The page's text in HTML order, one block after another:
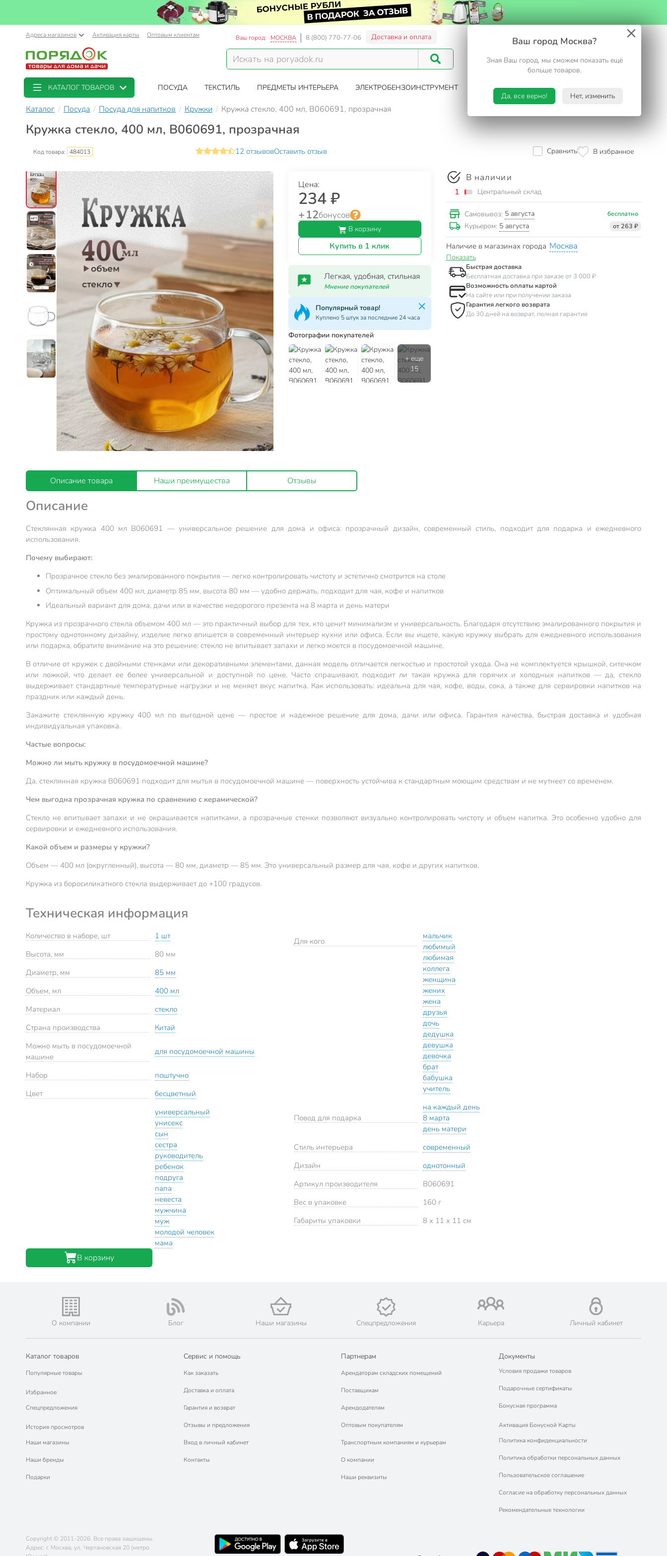
Ваш город Москва?
Зная Ваш город, мы сможем показать ещё
больше товаров.
Да, все верно! Нет, изменить
Адреса магазинов Активация карты Оптовым клиентам Ваш город: МОСКВА 8 (800) 770-77-06 Доставка и оплата
Корзина
КАТАЛОГ ТОВАРОВ ПОСУДА ТЕКСТИЛЬ ПРЕДМЕТЫ ИНТЕРЬЕРА ЭЛЕКТРОБЕНЗОИНСТРУМЕНТ САД И ОГОРОД ТУРИЗМ. ОТДЫХ НА ДАЧЕ
Каталог Посуда Посуда для напитков Кружки Кружка стекло, 400 мл, B060691, прозрачная
Кружка стекло, 400 мл, B060691, прозрачная
Код товара: 484013 12 отзывовОставить отзыв Сравнить В избранное
Цена:
234 ₽
+ 12бонусов
В корзину
Купить в 1 клик
Легкая, удобная, стильная
Мнение покупателей
Популярный товар!
Куплено 5 штук за последние 24 часа
Фотографии покупателей
В наличии
1 Центральный склад
Самовывоз: 5 августа бесплатно
Курьером: 5 августа от 263 ₽
Наличие в магазинах города Москва
Показать
Быстрая доставка
Бесплатная доставка при заказе от 3 000 ₽
Возможность оплаты картой
На сайте или при получении заказа
Гарантия легкого возврата
До 30 дней на возврат, полная гарантия
Описание товара Наши преимущества Отзывы
Описание
Стеклянная кружка 400 мл B060691 — универсальное решение для дома и офиса: прозрачный дизайн, современный стиль, подходит для подарка и ежедневного
использования.
Почему выбирают:
Прозрачное стекло без эмалированного покрытия — легко контролировать чистоту и эстетично смотрится на столе
Оптимальный объем 400 мл, диаметр 85 мм, высота 80 мм — удобно держать, подходит для чая, кофе и напитков
Идеальный вариант для дома, дачи или в качестве недорогого презента на 8 марта и день матери
Кружка из прозрачного стекла объемом 400 мл — это практичный выбор для тех, кто ценит минимализм и универсальность. Благодаря отсутствию эмалированного покрытия и
простому однотонному дизайну, изделие легко впишется в современный интерьер кухни или офиса. Если вы ищете, какую кружку выбрать для ежедневного использования
или подарка, обратите внимание на это решение: стекло не впитывает запахи и легко моется в посудомоечной машине.
В отличие от кружек с двойными стенками или декоративными элементами, данная модель отличается легкостью и простотой ухода. Она не комплектуется крышкой, ситечком
или ложкой, что делает ее более универсальной и доступной по цене. Часто спрашивают, подходит ли такая кружка для горячих и холодных напитков — да, стекло
выдерживает стандартные температурные нагрузки и не меняет вкус напитка. Как использовать: идеальна для чая, кофе, воды, сока, а также для сервировки напитков на
праздник или каждый день.
Закажите стеклянную кружку 400 мл по выгодной цене — простое и надежное решение для дома, дачи или офиса. Гарантия качества, быстрая доставка и удобная
индивидуальная упаковка.
Частые вопросы:
Можно ли мыть кружку в посудомоечной машине?
Да, стеклянная кружка B060691 подходит для мытья в посудомоечной машине — поверхность устойчива к стандартным моющим средствам и не мутнеет со временем.
Чем выгодна прозрачная кружка по сравнению с керамической?
Стекло не впитывает запахи и не окрашивается напитками, а прозрачные стенки позволяют визуально контролировать чистоту и объем напитка. Это особенно удобно для
сервировки и ежедневного использования.
Какой объем и размеры у кружки?
Объем — 400 мл (округленный), высота — 80 мм, диаметр — 85 мм. Это универсальный размер для чая, кофе и других напитков.
Кружка из боросиликатного стекла выдерживает до +100 градусов.
Техническая информация
Количество в наборе, шт
1 шт
Высота, мм
80 мм
Диаметр, мм
85 мм
Объем, мл
400 мл
Материал
стекло
Страна производства
Китай
Можно мыть в посудомоечной
машине
для посудомоечной машины
Набор
поштучно
Цвет
бесцветный
Для кого
универсальный
унисекс
сын
сестра
руководитель
ребенок
подруга
папа
невеста
мужчина
муж
молодой человек
мама
мальчик
любимый
любимая
коллега
женщина
жених
жена
друзья
дочь
дедушка
девушка
девочка
брат
бабушка
учитель
Повод для подарка
на каждый день
8 марта
день матери
Стиль интерьера
современный
Дизайн
однотонный
Артикул производителя
B060691
Вес в упаковке
160 г
Габариты упаковки
8 x 11 x 11 см
В корзину
О компании Блог Наши магазины Спецпредложения Карьера Личный кабинет
Каталог товаров
Популярные товары
Избранное
Спецпредложения
История просмотров
Наши магазины
Наши бренды
Подарки
Сервис и помощь
Как заказать
Доставка и оплата
Гарантия и возврат
Отзывы и предложения
Вход в личный кабинет
Контакты
Партнерам
Арендаторам складских помещений
Поставщикам
Арендодателям
Оптовым покупателям
Транспортным компаниям и курьерам
О компании
Наши реквизиты
Документы
Условия продажи товаров
Подарочные сертификаты
Бонусная программа
Активация Бонусной Карты
Политика конфиденциальности
Политика обработки персональных данных
Пользовательское соглашение
Согласие на обработку персональных данных
Рекомендательные технологии
Copyright © 2011-2026. Все права защищены.
Адрес: г. Москва, ул. Чертановская 20 (метро